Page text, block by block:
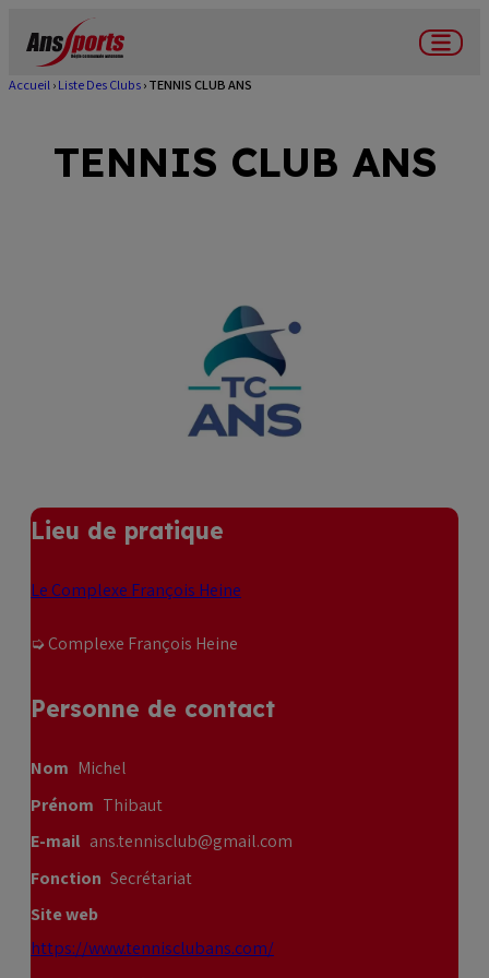
contenu
Menu
d'Ariane
Accueil Liste Des Clubs TENNIS CLUB ANS
TENNIS CLUB ANS
Lieu de pratique
Le Complexe François Heine
➭ Complexe François Heine
Personne de contact
Nom Michel
Prénom Thibaut
E-mail ans.tennisclub@gmail.com
Fonction Secrétariat
Site web
https://www.tennisclubans.com/